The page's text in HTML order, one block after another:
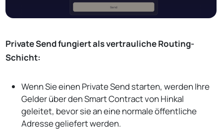
Private Send fungiert als vertrauliche Routing-
Schicht:
Wenn Sie einen Private Send starten, werden Ihre
Gelder über den Smart Contract von Hinkal
geleitet, bevor sie an eine normale öffentliche
Adresse geliefert werden.